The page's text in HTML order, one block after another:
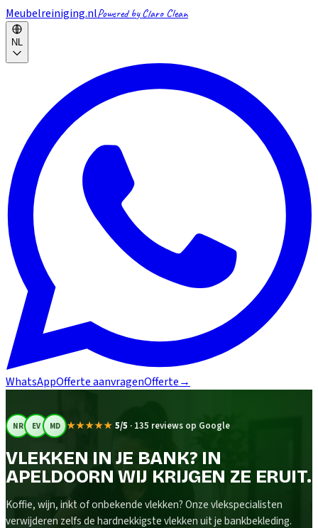
Meubelreiniging.nlPowered by Claro Clean
NL
WhatsAppOfferte aanvragenOfferte→
NR EV MD ★★★★★ 5/5 · 135 reviews op Google
VLEKKEN IN JE BANK? IN
APELDOORN WIJ KRIJGEN ZE ERUIT.
Koffie, wijn, inkt of onbekende vlekken? Onze vlekspecialisten
verwijderen zelfs de hardnekkigste vlekken uit je bankbekleding.